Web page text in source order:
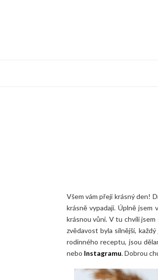
Všem vám přeji krásný den!
krásně vypadají. Úplně jsem
krásnou vůni. V tu chvíli
zvědavost byla silnější,
rodinného receptu, jsou
nebo Instagramu. Dobrou